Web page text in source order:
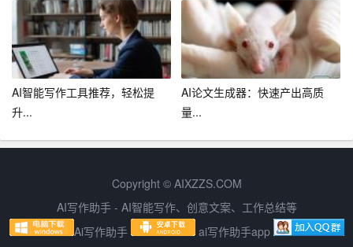
操作性的客服工作计划，不断提升客服服务水平，为企业
的长远发展奠定坚实基础。
AI智能写作工具推荐，轻松提
升...
AI论文生成器：快速产出高质
量...
Copyright © AIXZZS.COM
AI写作助手 - AI智能写作、创意文案、工作总结等
Ai写作助手
ai写作助手app